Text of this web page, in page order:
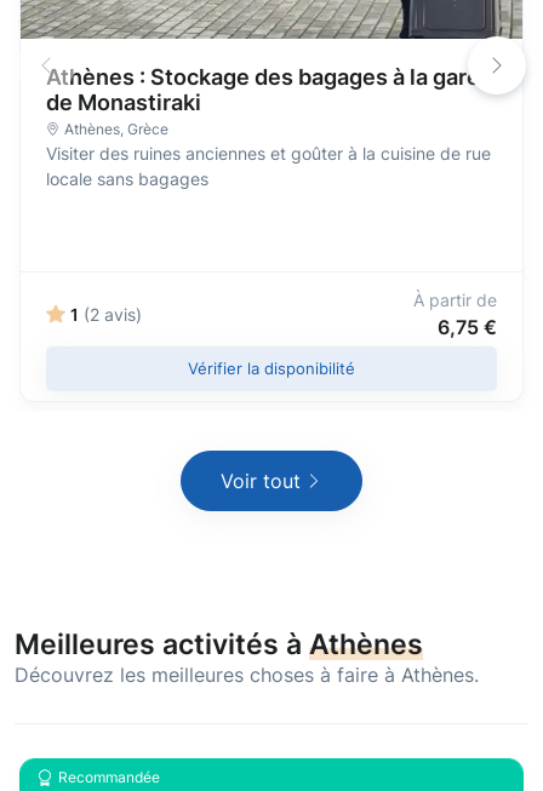
Athènes : Stockage des bagages à la gare
de Monastiraki
Athènes, Grèce
Visiter des ruines anciennes et goûter à la cuisine de rue
locale sans bagages
1 (2 avis)
À partir de
6,75 €
Vérifier la disponibilité
Voir tout
Meilleures activités à Athènes
Découvrez les meilleures choses à faire à Athènes.
Recommandée